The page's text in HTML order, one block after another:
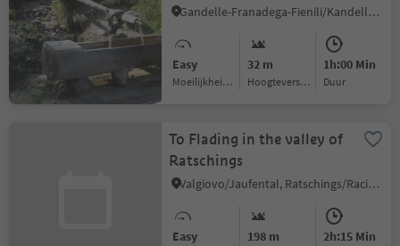
source of the Drau/Drava
Gandelle-Franadega-Fienili/Kandellen-Frondeigen-Stadlern, Toblach/Dobbiaco, Dolomites Region 3 Zinnen
Easy
Moeilijkheidsgraad
32 m
Hoogteverschil
1h:00 Min
Duur
To Flading in the valley of
Ratschings
Valgiovo/Jaufental, Ratschings/Racines, Sterzing/Vipiteno and environs
Easy 198 m 2h:15 Min